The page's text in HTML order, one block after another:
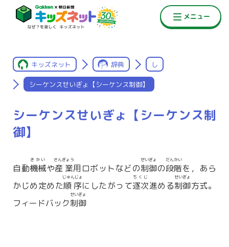
キッズネット 辞典 し
シーケンスせいぎょ【シーケンス制御】
シーケンスせいぎょ【シーケンス制
御】
自動機械
きかい
や産業
さんぎょう
用ロボットなどの制御
せいぎょ
の段階
だんかい
を，あら
かじめ定めた順序
じゅんじょ
にしたがって逐次
ちくじ
進める制御
せいぎょ
方式。
フィードバック制御
せいぎょ